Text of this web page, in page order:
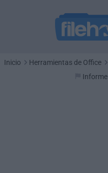
Inicio Herramientas de Office
Informe